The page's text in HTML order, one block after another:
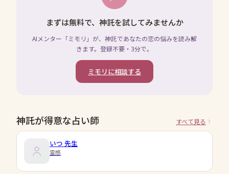
まずは無料で、神託を試してみませんか
AIメンター「ミモリ」が、神託であなたの恋の悩みを読み解
きます。登録不要・3分で。
ミモリに相談する
神託が得意な占い師 すべて見る
いつ 先生
霊感